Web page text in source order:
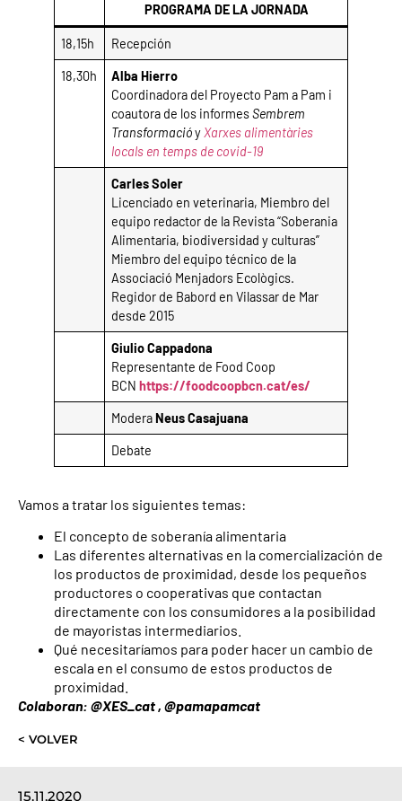
15.11.2020
PROGRAMA DE LA JORNADA
18,15h Recepción
18,30h
Alba Hierro
Coordinadora del Proyecto Pam a Pam i
coautora de los informesSembrem
Transformacióy Xarxes alimentàries
locals en temps de covid-19
Carles Soler
Licenciado en veterinaria, Miembro del
equipo redactor de la Revista “Soberania
Alimentaria, biodiversidad y culturas”
Miembro del equipo técnico de la
Associació Menjadors Ecològics.
Regidor de Babord en Vilassar de Mar
desde 2015
Giulio Cappadona
Representante de Food Coop
BCNhttps://foodcoopbcn.cat/es/
ModeraNeus Casajuana
Debate
Vamos a tratar los siguientes temas:
El concepto de soberanía alimentaria
Las diferentes alternativas en la comercialización de
los productos de proximidad, desde los pequeños
productores o cooperativas que contactan
directamente con los consumidores a la posibilidad
de mayoristas intermediarios.
Qué necesitaríamos para poder hacer un cambio de
escala en el consumo de estos productos de
proximidad.
Colaboran: @XES_cat , @pamapamcat
< VOLVER